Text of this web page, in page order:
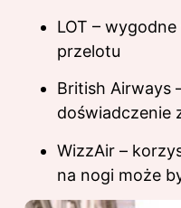
LOT –
przelotu
British Airways
doświadczenie
WizzAir –
na nogi może